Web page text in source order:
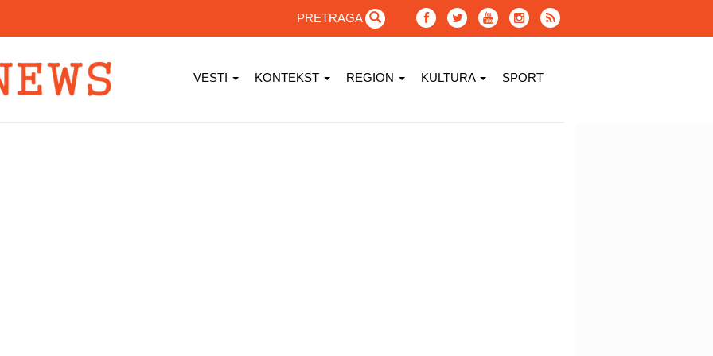
PRETRAGA
VESTI KONTEKST REGION KULTURA SPORT